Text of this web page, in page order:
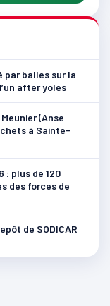
par balles sur la
after yoles
(Anse
à Sainte-
: plus de 120
des forces de
de SODICAR